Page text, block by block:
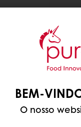
BEM-
O nosso